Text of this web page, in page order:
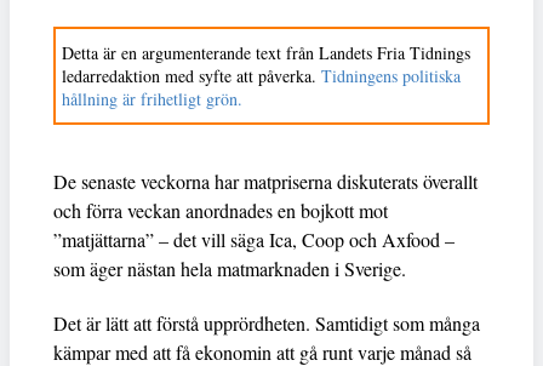
Detta är en argumenterande text från Landets Fria Tidnings
ledarredaktion med syfte att påverka. Tidningens politiska
hållning är frihetligt grön.
De senaste veckorna har matpriserna diskuterats överallt
och förra veckan anordnades en bojkott mot
”matjättarna” – det vill säga Ica, Coop och Axfood –
som äger nästan hela matmarknaden i Sverige.
Det är lätt att förstå upprördheten. Samtidigt som många
kämpar med att få ekonomin att gå runt varje månad så